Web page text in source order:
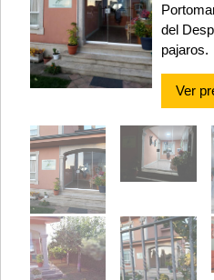
del
pajaros.
Ver